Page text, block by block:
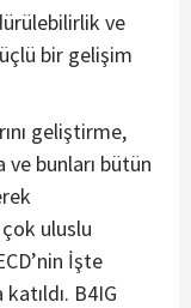
ve
bir gelişim
geliştirme,
ve bunları bütün
uluslu
İşte
B4IG